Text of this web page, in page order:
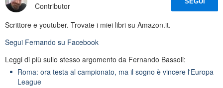
Contributor
Scrittore e youtuber. Trovate i miei libri su Amazon.it.
Segui Fernando su Facebook
Leggi di più sullo stesso argomento da Fernando Bassoli:
Roma: ora testa al campionato, ma il sogno è vincere l'Europa
League